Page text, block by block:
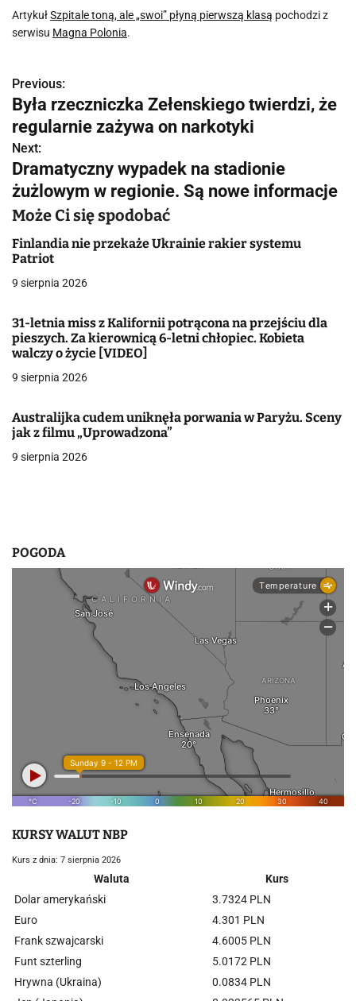
ArtykułSzpitale toną, ale „swoi” płyną pierwszą klasą pochodzi z
serwisu Magna Polonia.
N
a
w
i
g
a
c
a
w
i
s
Previous:
Była rzeczniczka Zełenskiego twierdzi, że
regularnie zażywa on narkotyki
Next:
Dramatyczny wypadek na stadionie
żużlowym w regionie. Są nowe informacje
Może Ci się spodobać
Finlandia nie przekaże Ukrainie rakier systemu
Patriot
9 sierpnia 2026
31-letnia miss z Kalifornii potrącona na przejściu dla
pieszych. Za kierownicą 6-letni chłopiec. Kobieta
walczy o życie [VIDEO]
9 sierpnia 2026
Australijka cudem uniknęła porwania w Paryżu. Sceny
jak z filmu „Uprowadzona”
9 sierpnia 2026
POGODA
KURSY WALUT NBP
Kurs z dnia: 7 sierpnia 2026
Waluta
Kurs
Dolar amerykański
3.7324 PLN
Euro
4.301 PLN
Frank szwajcarski
4.6005 PLN
Funt szterling
5.0172 PLN
Hrywna (Ukraina)
0.0834 PLN